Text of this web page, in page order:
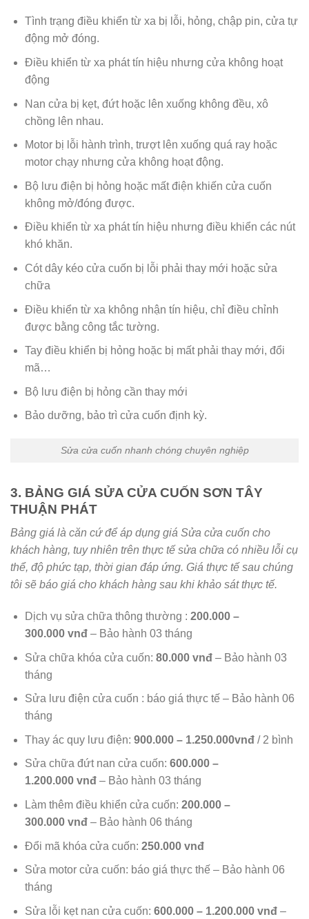
Tình trạng điều khiển từ xa bị lỗi, hỏng, chập pin, cửa tự
động mở đóng.
Điều khiển từ xa phát tín hiệu nhưng cửa không hoạt
động
Nan cửa bị kẹt, đứt hoặc lên xuống không đều, xô
chồng lên nhau.
Motor bị lỗi hành trình, trượt lên xuống quá ray hoặc
motor chạy nhưng cửa không hoạt động.
Bộ lưu điện bị hỏng hoặc mất điện khiến cửa cuốn
không mở/đóng được.
Điều khiển từ xa phát tín hiệu nhưng điều khiển các nút
khó khăn.
Cót dây kéo cửa cuốn bị lỗi phải thay mới hoặc sửa
chữa
Điều khiển từ xa không nhận tín hiệu, chỉ điều chỉnh
được bằng công tắc tường.
Tay điều khiển bị hỏng hoặc bị mất phải thay mới, đổi
mã…
Bộ lưu điện bị hỏng cần thay mới
Bảo dưỡng, bảo trì cửa cuốn định kỳ.
Sửa cửa cuốn nhanh chóng chuyên nghiệp
3. BẢNG GIÁ SỬA CỬA CUỐN SƠN TÂY
THUẬN PHÁT
Bảng giá là căn cứ để áp dụng giá Sửa cửa cuốn cho
khách hàng, tuy nhiên trên thực tế sửa chữa có nhiều lỗi cụ
thể, độ phức tạp, thời gian đáp ứng. Giá thực tế sau chúng
tôi sẽ báo giá cho khách hàng sau khi khảo sát thực tế.
Dịch vụ sửa chữa thông thường : 200.000 –
300.000 vnđ– Bảo hành 03 tháng
Sửa chữa khóa cửa cuốn: 80.000 vnđ– Bảo hành 03
tháng
Sửa lưu điện cửa cuốn : báo giá thực tế – Bảo hành 06
tháng
Thay ác quy lưu điện: 900.000 – 1.250.000vnđ/ 2 bình
Sửa chữa đứt nan cửa cuốn: 600.000 –
1.200.000 vnđ– Bảo hành 03 tháng
Làm thêm điều khiển cửa cuốn: 200.000 –
300.000 vnđ– Bảo hành 06 tháng
Đổi mã khóa cửa cuốn: 250.000 vnđ
Sửa motor cửa cuốn: báo giá thực thế – Bảo hành 06
tháng
Sửa lỗi kẹt nan cửa cuốn: 600.000 – 1.200.000 vnđ–